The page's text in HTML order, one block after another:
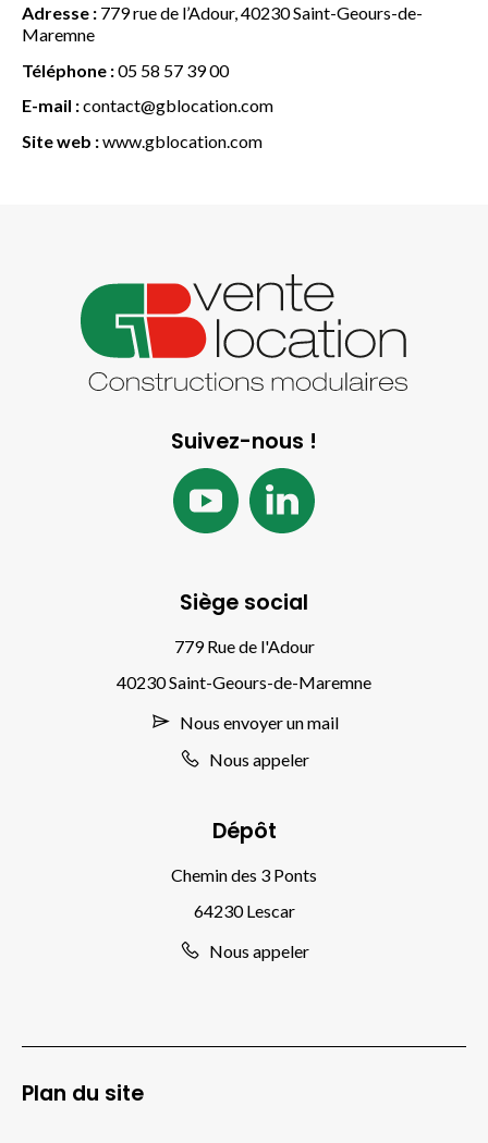
Adresse : 779 rue de l’Adour, 40230 Saint-Geours-de-
Maremne
Téléphone :05 58 57 39 00
E-mail :contact@gblocation.com
Site web :www.gblocation.com
Suivez-nous !
Siège social
779 Rue de l'Adour
40230 Saint-Geours-de-Maremne
Nous envoyer un mail
Nous appeler
Dépôt
Chemin des 3 Ponts
64230 Lescar
Nous appeler
Plan du site